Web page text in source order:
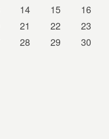
14 15
16
21 22
23
28 29
30